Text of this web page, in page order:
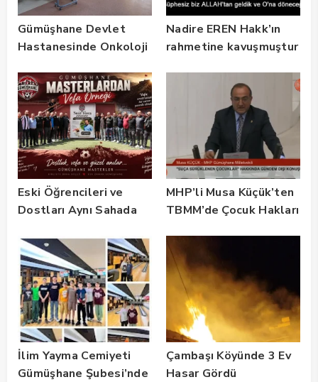
Gümüşhane Devlet
Hastanesinde Onkoloji
Hastaya Hizmet Verdi
Nadire EREN Hakk’ın
rahmetine kavuşmuştur
Eski Öğrencileri ve
Dostları Aynı Sahada
Unutulmadı
MHP’li Musa Küçük’ten
TBMM’de Çocuk Hakları
Vurgusu
İlim Yayma Cemiyeti
Gümüşhane Şubesi’nde
Çambaşı Köyünde 3 Ev
Hasar Gördü